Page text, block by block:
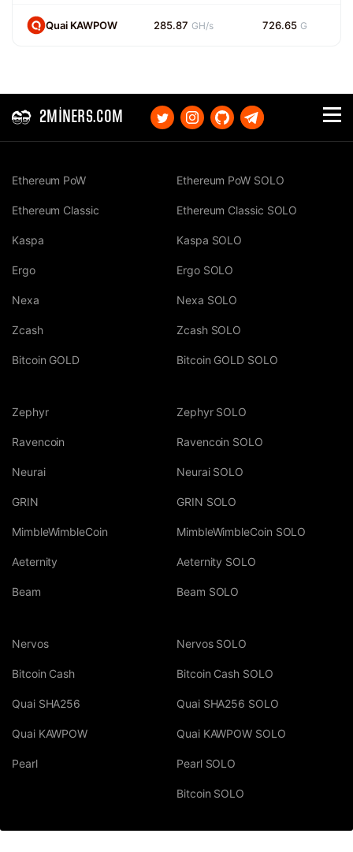
Quai KAWPOW 285.87 GH/s 726.65 G
2MINERS.COM
Ethereum PoW
Ethereum Classic
Kaspa
Ergo
Nexa
Zcash
Bitcoin GOLD
Ethereum PoW SOLO
Ethereum Classic SOLO
Kaspa SOLO
Ergo SOLO
Nexa SOLO
Zcash SOLO
Bitcoin GOLD SOLO
Zephyr
Ravencoin
Neurai
GRIN
MimbleWimbleCoin
Aeternity
Beam
Zephyr SOLO
Ravencoin SOLO
Neurai SOLO
GRIN SOLO
MimbleWimbleCoin SOLO
Aeternity SOLO
Beam SOLO
Nervos
Bitcoin Cash
Quai SHA256
Quai KAWPOW
Pearl
Nervos SOLO
Bitcoin Cash SOLO
Quai SHA256 SOLO
Quai KAWPOW SOLO
Pearl SOLO
Bitcoin SOLO